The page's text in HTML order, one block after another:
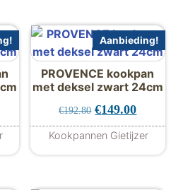
prijs was: €171.15.
prijs is: €124.99.
Aanbieding!
PROVENCE kookpan
met deksel zwart 24cm
€192.80 Oorspronkelijke
€149.00Huidige
Kookpannen Gietijzer